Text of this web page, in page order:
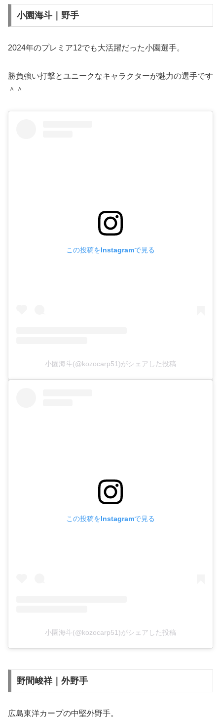
小園海斗｜野手
2024年のプレミア12でも大活躍だった小園選手。
勝負強い打撃とユニークなキャラクターが魅力の選手です
＾＾
この投稿をInstagramで見る
小園海斗(@kozocarp51)がシェアした投稿
この投稿をInstagramで見る
小園海斗(@kozocarp51)がシェアした投稿
野間峻祥｜外野手
広島東洋カープの中堅外野手。